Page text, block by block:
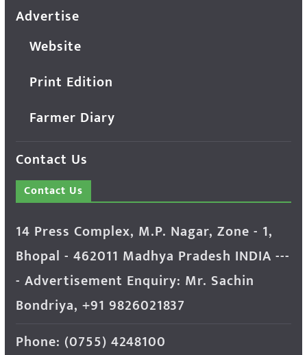
Advertise
Website
Print Edition
Farmer Diary
Contact Us
Contact Us
14 Press Complex, M.P. Nagar, Zone - 1,
Bhopal - 462011 Madhya Pradesh INDIA ---
- Advertisement Enquiry: Mr. Sachin
Bondriya, +91 9826021837
Phone: (0755) 4248100